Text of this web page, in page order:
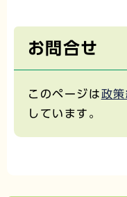
お問合せ
このページは政
しています。